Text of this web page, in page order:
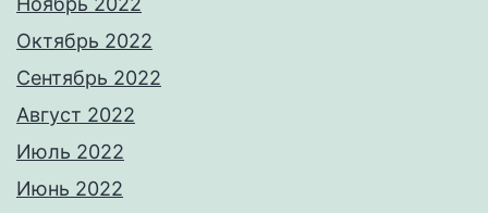
Октябрь 2022
Сентябрь 2022
Август 2022
Июль 2022
Июнь 2022